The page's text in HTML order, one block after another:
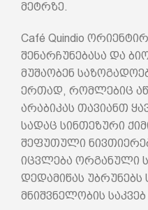
მეტრზე.
Café Quindio
შენარჩუნებასა და
მუშაობენ
ერთად, რომლებიც
არაბიკას თავიანთ
სადაც სინთეზური
შეფუთული
იცვლება ორგანული
დედამიწას
მნიშვნელობის